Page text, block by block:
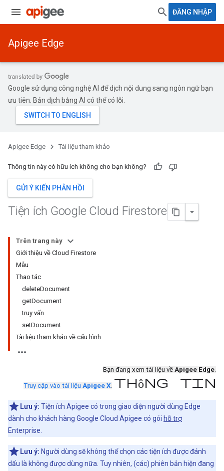
ĐĂNG NHẬP
Apigee Edge
Google sử dụng công nghệ AI để dịch nội dung sang ngôn ngữ bạn
ưu tiên. Bản dịch bằng AI có thể có lỗi.
Apigee Edge Tài liệu tham khảo
Thông tin này có hữu ích không cho bạn không?
GỬI Ý KIẾN PHẢN HỒI
Tiện ích Google Cloud Firestore
Trên trang này
Giới thiệu về Cloud Firestore
Mẫu
Thao tác
deleteDocument
getDocument
truy vấn
setDocument
Tài liệu tham khảo về cấu hình
Bạn đang xem tài liệu về Apigee Edge.
Truy cập vào tài liệu Apigee X. thông tin
Lưu ý: Tiện ích Apigee có trong giao diện người dùng Edge
dành cho khách hàng Google Cloud Apigee có gói hỗ trợ
Enterprise.
Lưu ý: Người dùng sẽ không thể chọn các tiện ích được đánh
dấu là không được dùng nữa. Tuy nhiên, (các) phiên bản hiện đang